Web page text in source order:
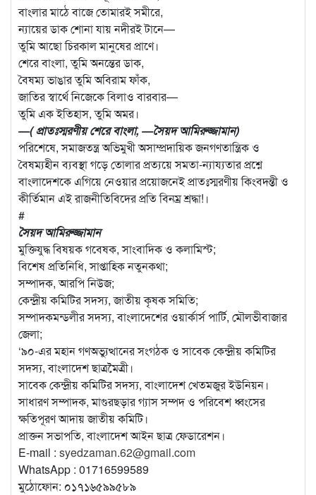
বাংলার মাঠে বাজে তোমারই সমীরে,
ন্যায়ের ডাক শোনা যায় নদীরই টানে—
তুমি আছো চিরকাল মানুষের প্রাণে।
শেরে বাংলা, তুমি অনন্তের ডাক,
বৈষম্য ভাঙার তুমি অবিরাম ফাঁক,
জাতির স্বার্থে নিজেকে বিলাও বারবার—
তুমি এক ইতিহাস, তুমি অমর।
—( প্রাতঃস্মরণীয় শেরে বাংলা, —সৈয়দ আমিরুজ্জামান)
পরিশেষে, সমাজতন্ত্র অভিমুখী অসাম্প্রদায়িক জনগণতান্ত্রিক ও
বৈষম্যহীন ব্যবস্থা গড়ে তোলার প্রত্যয়ে সমতা-ন্যায্যতার প্রশ্নে
বাংলাদেশকে এগিয়ে নেওয়ার প্রয়োজনেই প্রাতঃস্মরণীয় কিংবদন্তী ও
কীর্তিমান এই রাজনীতিবিদের প্রতি বিনম্র শ্রদ্ধা!।
#
সৈয়দ আমিরুজ্জামান
মুক্তিযুদ্ধ বিষয়ক গবেষক, সাংবাদিক ও কলামিস্ট;
বিশেষ প্রতিনিধি, সাপ্তাহিক নতুনকথা;
সম্পাদক, আরপি নিউজ;
কেন্দ্রীয় কমিটির সদস্য, জাতীয় কৃষক সমিতি;
সম্পাদকমন্ডলীর সদস্য, বাংলাদেশের ওয়ার্কার্স পার্টি, মৌলভীবাজার
জেলা;
‘৯০-এর মহান গণঅভ্যুত্থানের সংগঠক ও সাবেক কেন্দ্রীয় কমিটির
সদস্য, বাংলাদেশ ছাত্রমৈত্রী।
সাবেক কেন্দ্রীয় কমিটির সদস্য, বাংলাদেশ খেতমজুর ইউনিয়ন।
সাধারণ সম্পাদক, মাগুরছড়ার গ্যাস সম্পদ ও পরিবেশ ধ্বংসের
ক্ষতিপূরণ আদায় জাতীয় কমিটি।
প্রাক্তন সভাপতি, বাংলাদেশ আইন ছাত্র ফেডারেশন।
E-mail : syedzaman.62@gmail.com
WhatsApp : 01716599589
মুঠোফোন: ০১৭১৬৫৯৯৫৮৯